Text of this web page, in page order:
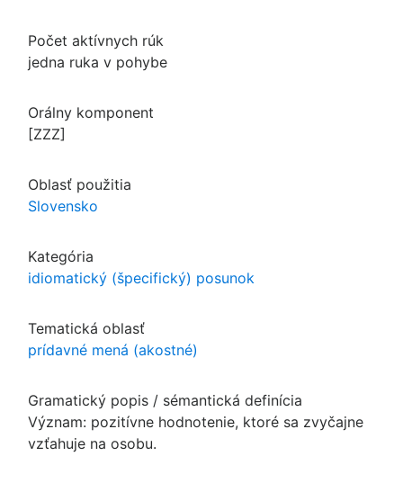
Počet aktívnych rúk
jedna ruka v pohybe
Orálny komponent
[ZZZ]
Oblasť použitia
Slovensko
Kategória
idiomatický (špecifický) posunok
Tematická oblasť
prídavné mená (akostné)
Gramatický popis / sémantická definícia
Význam: pozitívne hodnotenie, ktoré sa zvyčajne
vzťahuje na osobu.